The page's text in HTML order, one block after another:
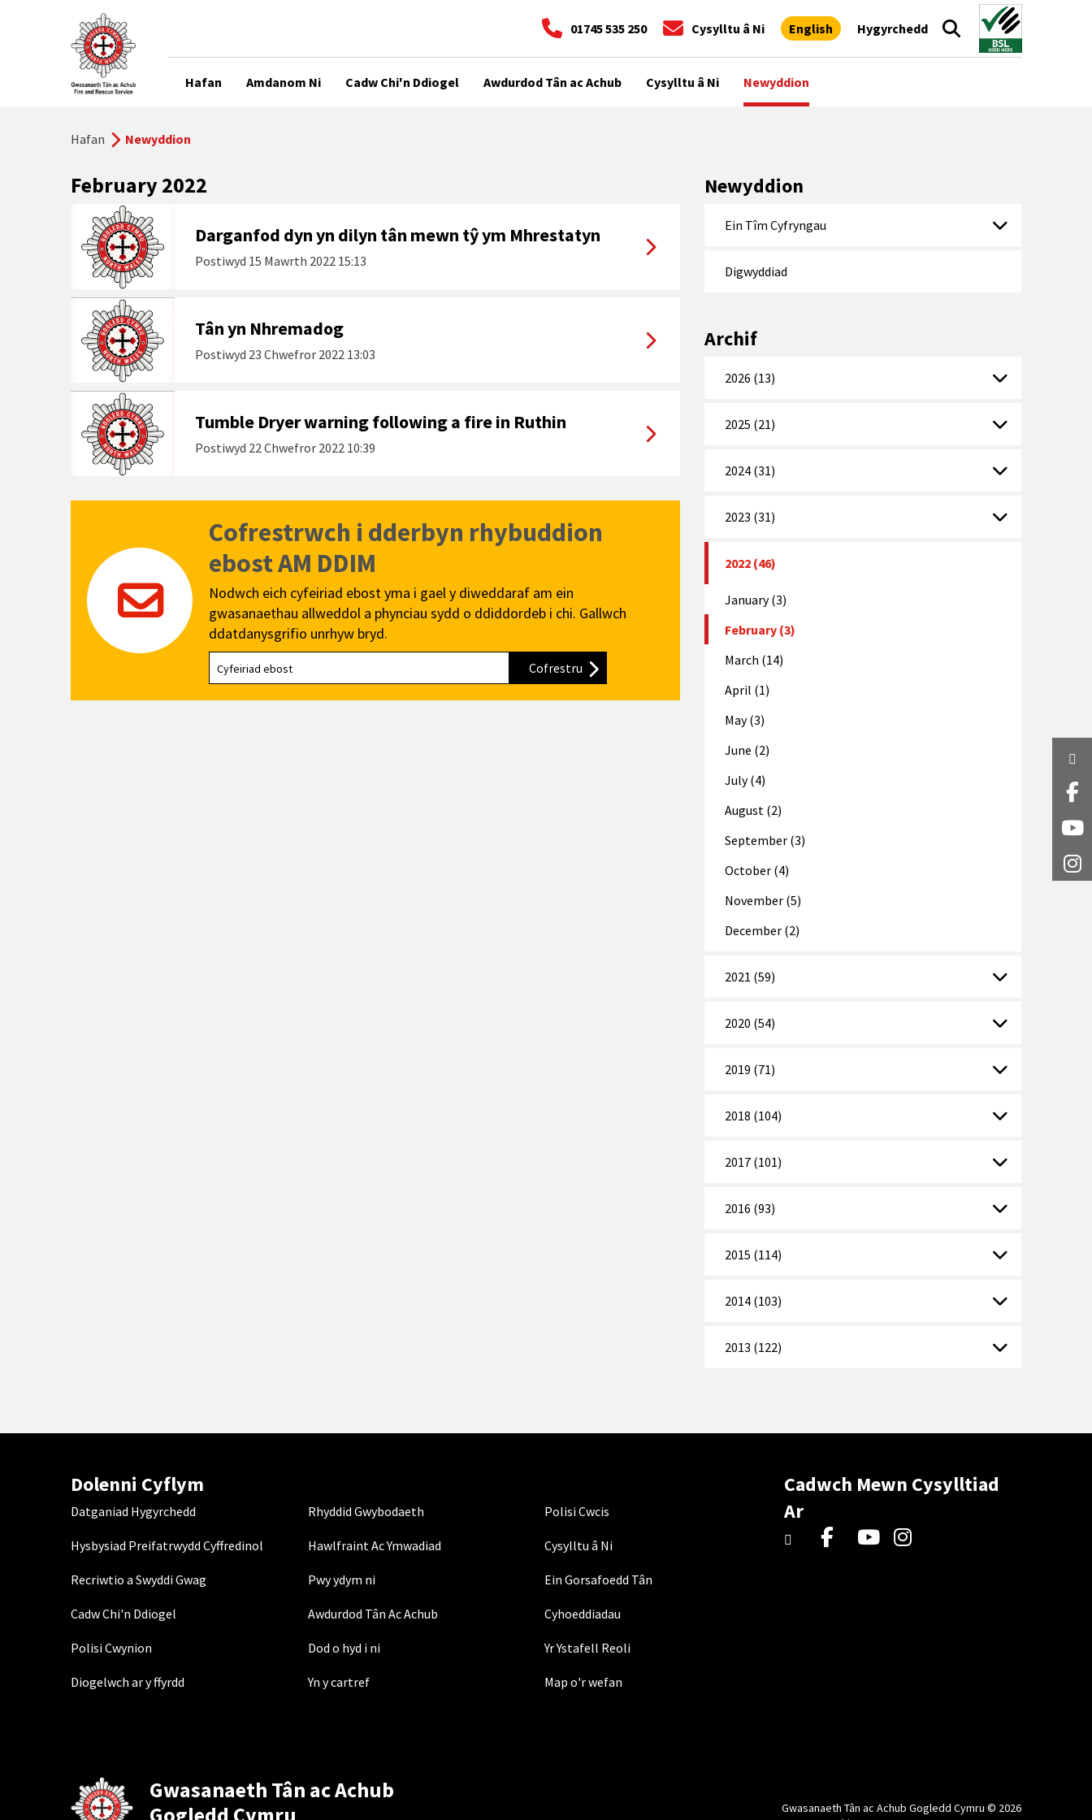
01745 535 250 Cysylltu â Ni English Hygyrchedd
Hafan Amdanom Ni Cadw Chi'n Ddiogel Awdurdod Tân ac Achub Cysylltu â Ni Newyddion
Hafan Newyddion
February 2022
Darganfod dyn yn dilyn tân mewn tŷ ym Mhrestatyn
Postiwyd 15 Mawrth 2022 15:13
Tân yn Nhremadog
Postiwyd 23 Chwefror 2022 13:03
Tumble Dryer warning following a fire in Ruthin
Postiwyd 22 Chwefror 2022 10:39
Cofrestrwch i dderbyn rhybuddion
ebost AM DDIM
Nodwch eich cyfeiriad ebost yma i gael y diweddaraf am ein
gwasanaethau allweddol a phynciau sydd o ddiddordeb i chi. Gallwch
ddatdanysgrifio unrhyw bryd.
Cofrestru i'n cylchlythyr
Newyddion
Ein Tîm Cyfryngau
Digwyddiad
Archif
2026 (13)
2025 (21)
2024 (31)
2023 (31)
2022 (46)
January (3)
February (3)
March (14)
April (1)
May (3)
June (2)
July (4)
August (2)
September (3)
October (4)
November (5)
December (2)
2021 (59)
2020 (54)
2019 (71)
2018 (104)
2017 (101)
2016 (93)
2015 (114)
2014 (103)
2013 (122)
Dolenni Cyflym
Datganiad Hygyrchedd Rhyddid Gwybodaeth Polisi Cwcis
Hysbysiad Preifatrwydd Cyffredinol Hawlfraint Ac Ymwadiad Cysylltu â Ni
Recriwtio a Swyddi Gwag Pwy ydym ni Ein Gorsafoedd Tân
Cadw Chi'n Ddiogel Awdurdod Tân Ac Achub Cyhoeddiadau
Polisi Cwynion Dod o hyd i ni Yr Ystafell Reoli
Diogelwch ar y ffyrdd Yn y cartref Map o'r wefan
Cadwch Mewn Cysylltiad
Ar
Gwasanaeth Tân ac Achub
Gogledd Cymru
Gwasanaeth Tân ac Achub Gogledd Cymru © 2026